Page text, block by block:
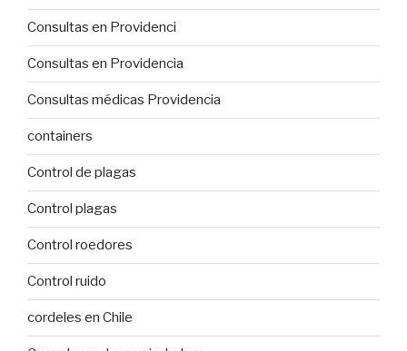
Consultas en Providenci
Consultas en Providencia
Consultas médicas Providencia
containers
Control de plagas
Control plagas
Control roedores
Control ruido
cordeles en Chile